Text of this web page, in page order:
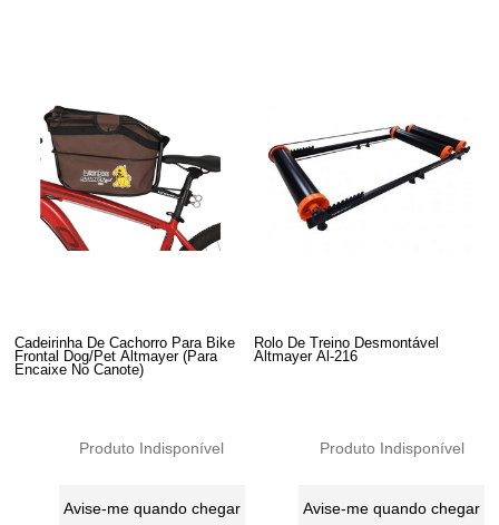
Cadeirinha De Cachorro Para Bike
Frontal Dog/Pet Altmayer (Para
Encaixe No Canote)
Produto Indisponível
Avise-me quando chegar
Rolo De Treino Desmontável
Altmayer Al-216
Produto Indisponível
Avise-me quando chegar